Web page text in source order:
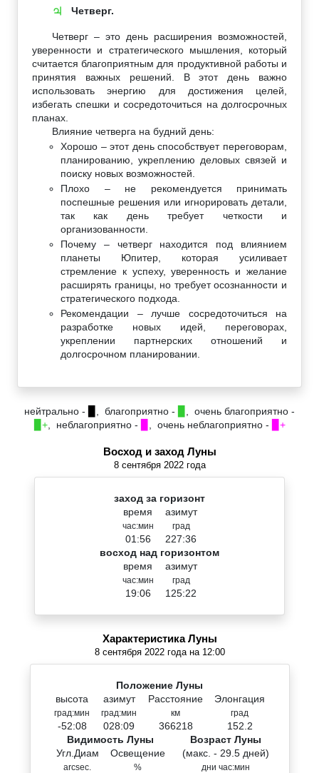
♃ Четверг.
Четверг – это день расширения возможностей,
уверенности и стратегического мышления, который
считается благоприятным для продуктивной работы и
принятия важных решений. В этот день важно
использовать энергию для достижения целей,
избегать спешки и сосредоточиться на долгосрочных
планах.
Влияние четверга на будний день:
Хорошо – этот день способствует переговорам,
планированию, укреплению деловых связей и
поиску новых возможностей.
Плохо – не рекомендуется принимать
поспешные решения или игнорировать детали,
так как день требует четкости и
организованности.
Почему – четверг находится под влиянием
планеты Юпитер, которая усиливает
стремление к успеху, уверенность и желание
расширять границы, но требует осознанности и
стратегического подхода.
Рекомендации – лучше сосредоточиться на
разработке новых идей, переговорах,
укреплении партнерских отношений и
долгосрочном планировании.
нейтрально - , благоприятно -
, очень благоприятно -
▉+, неблагоприятно - , очень неблагоприятно - ▉+
Восход и заход Луны
8 сентября 2022 года
заход за горизонт
время
час:мин
01:56
азимут
град
227:36
восход над горизонтом
время
час:мин
19:06
азимут
град
125:22
Характеристика Луны
8 сентября 2022 года на 12:00
Положение Луны
высота
град:мин
-52:08
азимут
град:мин
028:09
Расстояние
км
366218
Элонгация
град
152.2
Видимость Луны
Угл.Диам
arcsec.
Освещение
%
Возраст Луны
(макс. - 29.5 дней)
дни час:мин